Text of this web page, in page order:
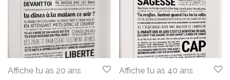
Affiche tu as 20 ans Affiche tu as 40 ans